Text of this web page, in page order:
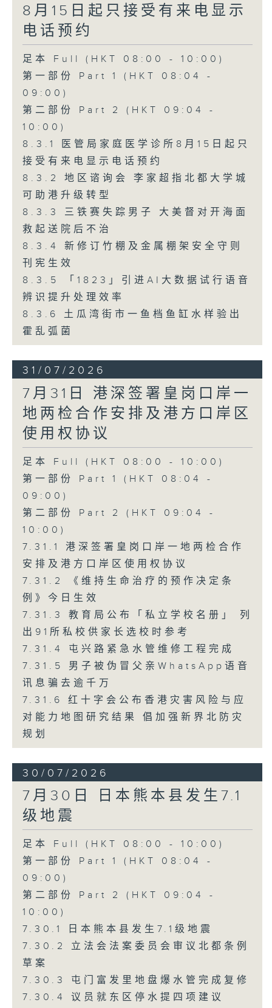
8月15日起只接受有来电显示
电话预约
足本 Full (HKT 08:00 - 10:00)
第一部份 Part 1 (HKT 08:04 -
09:00)
第二部份 Part 2 (HKT 09:04 -
10:00)
8.3.1 医管局家庭医学诊所8月15日起只
接受有来电显示电话预约
8.3.2 地区谘询会 李家超指北都大学城
可助港升级转型
8.3.3 三铁赛失踪男子 大美督对开海面
救起送院后不治
8.3.4 新修订竹棚及金属棚架安全守则
刊宪生效
8.3.5 「1823」引进AI大数据试行语音
辨识提升处理效率
8.3.6 土瓜湾街市一鱼档鱼缸水样验出
霍乱弧菌
31/07/2026
7月31日 港深签署皇岗口岸一
地两检合作安排及港方口岸区
使用权协议
足本 Full (HKT 08:00 - 10:00)
第一部份 Part 1 (HKT 08:04 -
09:00)
第二部份 Part 2 (HKT 09:04 -
10:00)
7.31.1 港深签署皇岗口岸一地两检合作
安排及港方口岸区使用权协议
7.31.2 《维持生命治疗的预作决定条
例》今日生效
7.31.3 教育局公布「私立学校名册」 列
出91所私校供家长选校时参考
7.31.4 屯兴路紧急水管维修工程完成
7.31.5 男子被伪冒父亲WhatsApp语音
讯息骗去逾千万
7.31.6 红十字会公布香港灾害风险与应
对能力地图研究结果 倡加强新界北防灾
规划
30/07/2026
7月30日 日本熊本县发生7.1
级地震
足本 Full (HKT 08:00 - 10:00)
第一部份 Part 1 (HKT 08:04 -
09:00)
第二部份 Part 2 (HKT 09:04 -
10:00)
7.30.1 日本熊本县发生7.1级地震
7.30.2 立法会法案委员会审议北都条例
草案
7.30.3 屯门富发里地盘爆水管完成复修
7.30.4 议员就东区停水提四项建议